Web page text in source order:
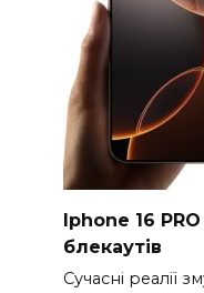
Iphone 16
блекаутів
Сучасні реалії